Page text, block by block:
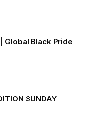
Global Black Pride
SUNDAY